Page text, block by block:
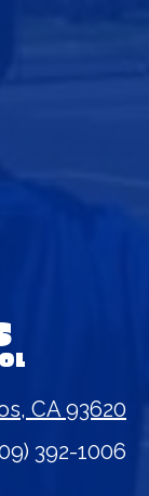
CA 93620
392-1006